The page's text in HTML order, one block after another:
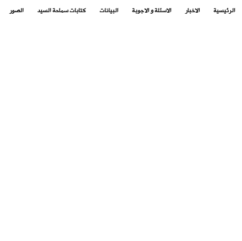
الرئيسية الاخبار الاسئلة و الاجوبة البيانات كتابات سماحة السيد الصور